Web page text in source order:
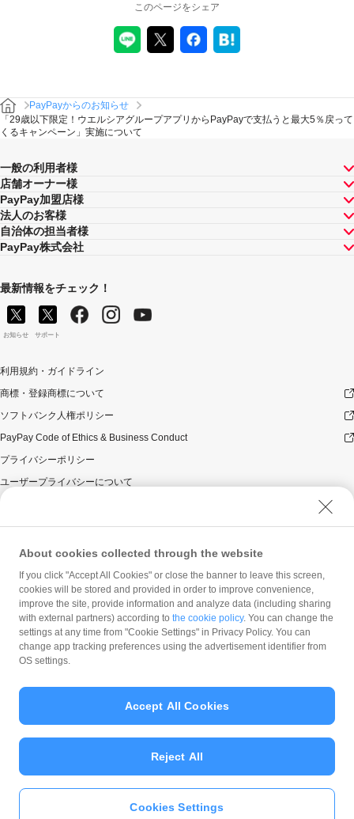
PayPayアプリをダウンロ
このページをシェア
PayPayからのお知らせ
「29歳以下限定！ウエルシアグループアプリからPayPayで支払うと最大5％戻って
くるキャンペーン」実施について
一般の利用者様
店舗オーナー様
PayPay加盟店様
法人のお客様
自治体の担当者様
PayPay株式会社
最新情報をチェック！
お知らせ サポート
利用規約・ガイドライン
商標・登録商標について
ソフトバンク人権ポリシー
PayPay Code of Ethics & Business Conduct
プライバシーポリシー
ユーザープライバシーについて
ウェブサイト利用規約
反社会的勢力に対する方針
勧誘方針
マネロン等基本方針
カスタマーハラスメントに関する当社の考え方
© PayPay Corporation
About cookies collected through the website
If you click "Accept All Cookies" or close the banner to leave this screen,
cookies will be stored and provided in order to improve convenience,
improve the site, provide information and analyze data (including sharing
with external partners) according to the cookie policy. You can change the
settings at any time from "Cookie Settings" in Privacy Policy. You can
change app tracking preferences using the advertisement identifier from
OS settings.
Cookies Settings
Reject All
Accept All Cookies